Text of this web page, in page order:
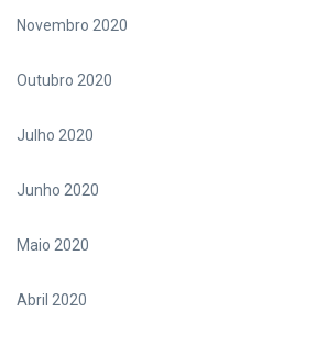
Novembro 2020
Outubro 2020
Julho 2020
Junho 2020
Maio 2020
Abril 2020